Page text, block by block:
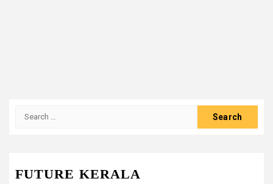
Search
FUTURE KERALA